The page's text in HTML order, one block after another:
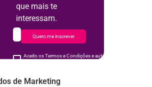
que mais te
interessam.
Aceito os Termos e Condições e autorizo o uso de meus
Quero me inscrever
de Marketing